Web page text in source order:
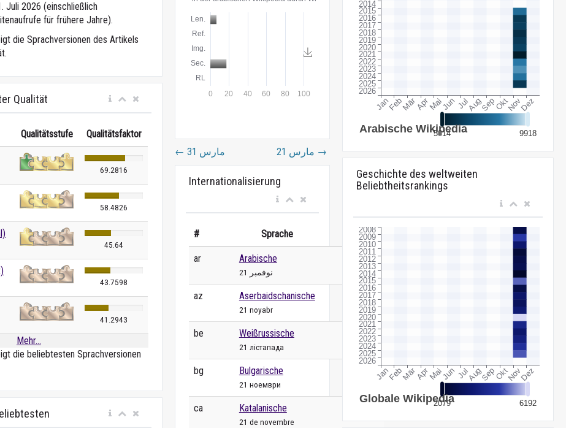
Juli 2026 (einschließlich
für frühere Jahre).
die Sprachversionen des Artikels
Qualität
Qualitätsstufe Qualitätsfaktor
69.2816
58.4826
45.64
43.7598
41.2943
Mehr...
die beliebtesten Sprachversionen
← 31 مارس →
Internationalisierung
# Sprache Wert
ar Arabische
21 نوفمبر
az Aserbaidschanische
21 noyabr
be Weißrussische
21 лістапада
bg Bulgarische
21 ноември
ca Katalanische
21 de novembre
Geschichte des weltweiten
Beliebtheitsrankings